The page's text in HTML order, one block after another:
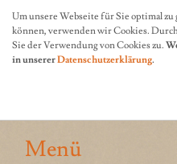
Menü
Um unsere Webseite für Sie optimal
können, verwenden wir Cookies.
Sie der Verwendung von Cookies zu.
in unsererDatenschutzerklärung.